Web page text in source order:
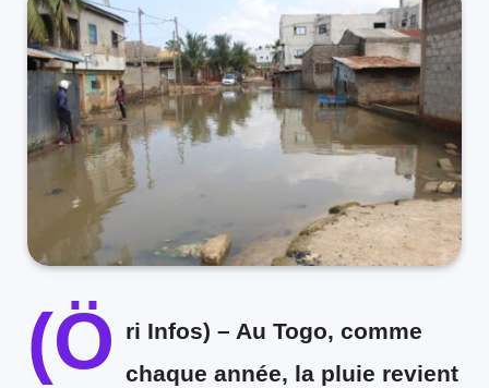
(Ö ri Infos) – Au Togo, comme
chaque année, la pluie revient